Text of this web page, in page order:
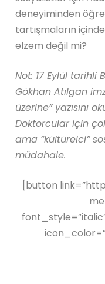
deneyiminden
tartışmaların
elzem değil mi?
Not: 17 Eylül tarihli
Gökhan Atılgan
üzerine” yazısını
Doktorcular için
ama “kültürelci”
müdahale.
[button